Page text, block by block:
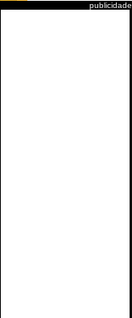
publicidade